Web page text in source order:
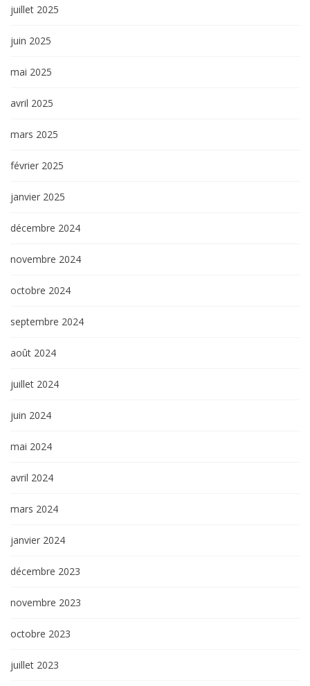
juillet 2025
juin 2025
mai 2025
avril 2025
mars 2025
février 2025
janvier 2025
décembre 2024
novembre 2024
octobre 2024
septembre 2024
août 2024
juillet 2024
juin 2024
mai 2024
avril 2024
mars 2024
janvier 2024
décembre 2023
novembre 2023
octobre 2023
juillet 2023